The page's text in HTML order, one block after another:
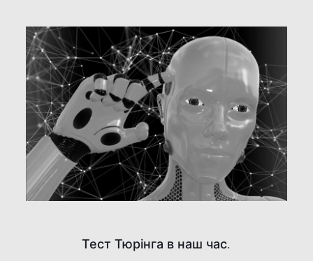
Тест Тюрінга в наш час.